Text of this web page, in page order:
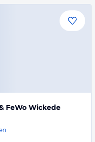
FeWo Wickede